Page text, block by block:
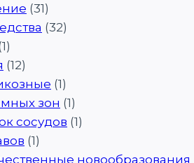
(31)
(32)
(12)
(1)
зон (1)
сосудов (1)
(1)
новообразования